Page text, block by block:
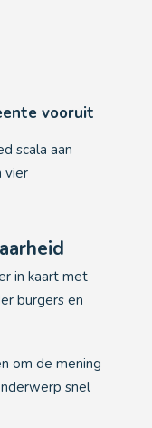
vooruit
scala aan
vier
in kaart met
burgers en
om de mening
snel